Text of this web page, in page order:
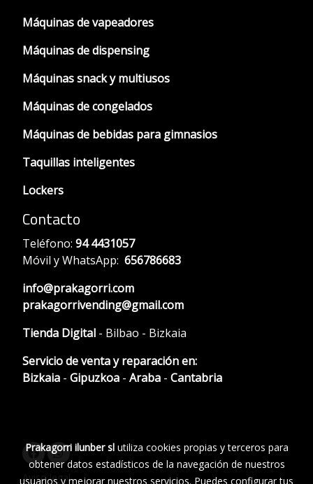
Máquinas de vapeadores
Máquinas de dispensing
Máquinas snack y multiusos
Máquinas de congelados
Máquinas de bebidas para gimnasios
Taquillas inteligentes
Lockers
Contacto
Teléfono: 94 4431057
Móvil y WhatsApp: 656786683
info@prakagorri.com
prakagorrivending@gmail.com
Tienda Digital - Bilbao - Bizkaia
Servicio de venta y reparación en:
Bizkaia - Gipuzkoa - Araba - Cantabria
Aviso legal
Prakagorri ilunber slutiliza cookies propias y terceros para
obtener datos estadísticos de la navegación de nuestros
usuarios y mejorar nuestros servicios. Puedes configurar tus